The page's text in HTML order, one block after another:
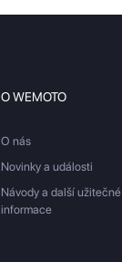
O WEMOTO
O nás
Novinky a události
Návody a další užitečné
informace